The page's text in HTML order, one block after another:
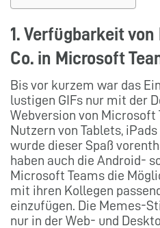
1. Verfügbarkeit von
Co. in Microsoft
Bis vor kurzem war das
lustigen GIFs nur mit der
Webversion von Microsoft
Nutzern von Tablets,
wurde dieser Spaß
haben auch die Android-
Microsoft Teams die
mit ihren Kollegen
einzufügen. Die Memes-
nur in der Web- und